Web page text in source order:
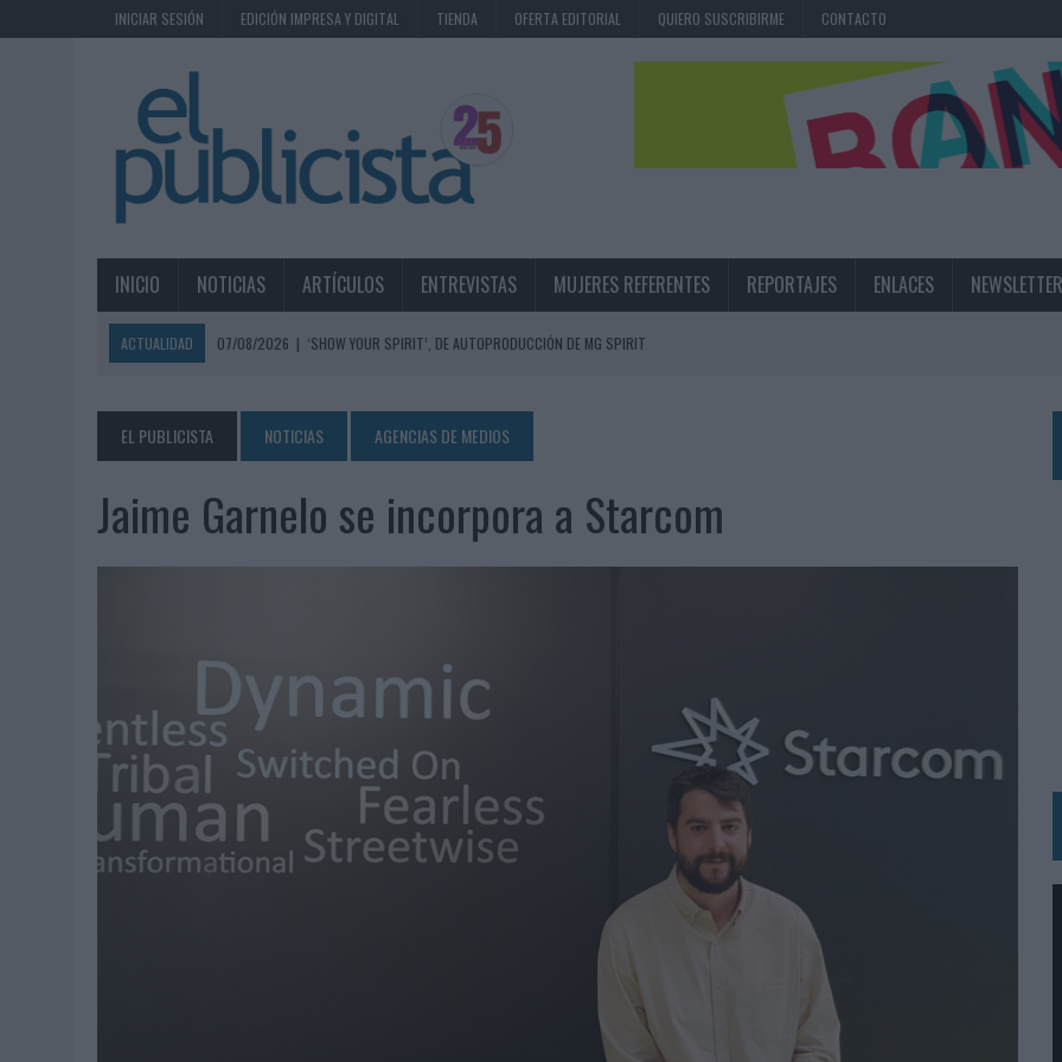
INICIAR SESIÓN EDICIÓN IMPRESA Y DIGITAL TIENDA OFERTA EDITORIAL QUIERO SUSCRIBIRME CONTACTO
INICIO NOTICIAS ARTÍCULOS ENTREVISTAS MUJERES REFERENTES REPORTAJES ENLACES NEWSLETTER
ACTUALIDAD 07/08/2026 | ‘SHOW YOUR SPIRIT’, DE AUTOPRODUCCIÓN DE MG SPIRIT
07/08/2026 | MG SPIRIT RELANZA SU MARCA CON UNA ESTRATEGIA 360º CENTRADA EN EL ORIGEN BARCELONÉS
07/08/2026
PATRÓN CONVIERTE EL NUEVO SINGLE DE ARÓN PIPER EN UNA EXPERIENCIA DE MARCA EN IBIZA
07/08/2026
EL VERANO PONE A PRUEBA LA ESTRATEGIA DIGITAL DE LAS MARCAS
| ‘LA VUELTA’, DE FENOMENAL PARA MÁLAGA CF
SIETE DE CADA DIEZ EMPRESAS ESPAÑOLAS NO INTEGRAN LA INFANCIA EN SU ESTRATEGIA
06/08/2026 | LA TELEVISIÓN SIGUE LIDERANDO EL CONSUMO DE MEDIOS EN VERANO Y SUPERA AL MÓVIL COMO DISPOSITIVO MÁS UTILIZADO
06/08/2026
EL USO DE LA IA GENERATIVA ALCANZA YA AL 62% DE LOS ESPAÑOLES
06/08/2026
| SYSTEM1 NOMBRA A KIMBERLY BASTONI COMO NUEVA DIRECTORA COMERCIAL GLOBAL
06/08/2026
FRIGO Y UNIQLO LANZAN UNA COLECCIÓN PERSONALIZABLE INSPIRADA EN CORNETTO, CALIPPO Y SOLERO
BEON WORLDWIDE LANZA RAÍZ URBANA PARA TRANSFORMAR EL PATRIMONIO HISTÓRICO EN ACTIVOS CULTURALES Y ECONÓMICOS
LOPESAN HOTELS & RESORTS ACERCA EL PARAÍSO CANARIO EN SU ÚLTIMA CAMPAÑA INTERNACIONAL
LUIS ARQUILLOS (BURGO DE ARIAS): “LA CONSTRUCCIÓN DE MARCA A LARGO PLAZO Y LA MEDICIÓN SON DOS CARAS DE LA MISMA
EL PUBLICISTA NOTICIAS AGENCIAS DE MEDIOS
Jaime Garnelo se incorpora a Starcom